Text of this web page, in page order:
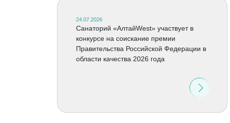
24.07.2026
Санаторий «АлтайWest» участвует в
конкурсе на соискание премии
Правительства Российской Федерации в
области качества 2026 года